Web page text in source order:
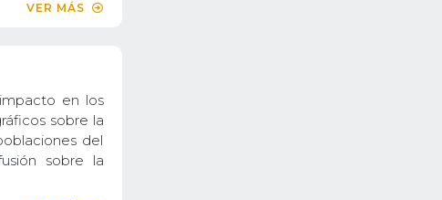
VER MÁS
en los
sobre la
del
sobre la